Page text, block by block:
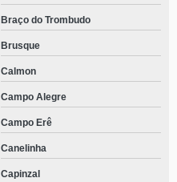
Braço do Trombudo
Brusque
Calmon
Campo Alegre
Campo Erê
Canelinha
Capinzal